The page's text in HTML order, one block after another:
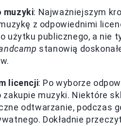
muzyki: Najważniejszym
z odpowiednimi
użytku publicznego, a nie
stanowią
licencji: Po wyborze
zakupie muzyki. Niektóre
odtwarzanie, podczas
Dokładnie